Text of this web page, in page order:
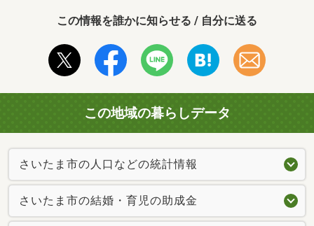
この情報を誰かに知らせる / 自分に送る
この地域の暮らしデータ
さいたま市の人口などの統計情報
さいたま市の結婚・育児の助成金